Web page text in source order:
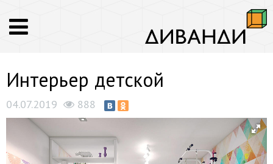
Интерьер детской
04.07.2019 888